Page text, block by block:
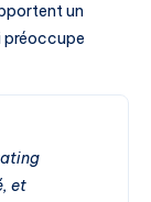
un
préoccupe
et